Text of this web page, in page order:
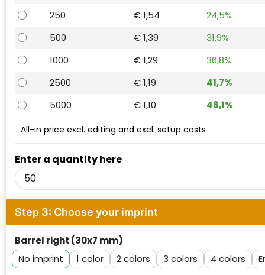
250
€ 1,54
24,5%
500
€ 1,39
31,9%
1000
€ 1,29
36,8%
2500
€ 1,19
41,7%
5000
€ 1,10 46,1%
Enter a quantity here
All-in price excl. editing and excl. setup costs
Step 3: Choose your imprint
Barrel right (30x7 mm)
No imprint
1 2 3 4